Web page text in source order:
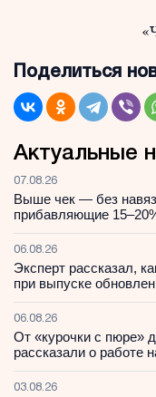
Поделиться
Актуальные
07.08.26
Выше чек — без
прибавляющие
06.08.26
Эксперт рассказал,
при выпуске
06.08.26
От «курочки с пюре»
рассказали о работе
03.08.26